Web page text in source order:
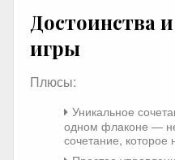
Достоинства
игры
Плюсы:
Уникальное
одном флаконе —
сочетание, которое